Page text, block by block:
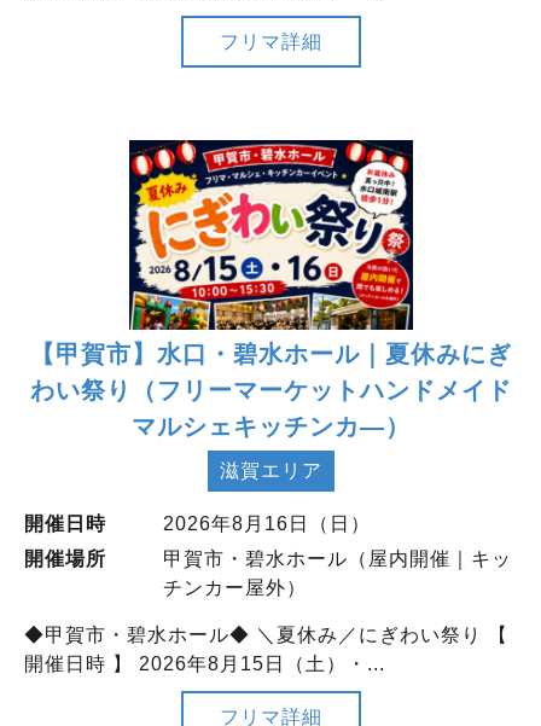
フリマ詳細
【甲賀市】水口・碧水ホール｜夏休みにぎ
わい祭り（フリーマーケットハンドメイド
マルシェキッチンカ―）
滋賀エリア
開催日時
2026年8月16日（日）
開催場所
甲賀市・碧水ホール（屋内開催｜キッ
チンカー屋外）
◆甲賀市・碧水ホール◆ ＼夏休み／にぎわい祭り 【
開催日時 】 2026年8月15日（土）・...
フリマ詳細